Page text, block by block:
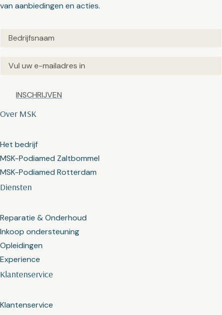
Klantenservice
Klantenservice
Diensten
Reparatie & Onderhoud
Inkoop ondersteuning
Opleidingen
Experience
Over MSK
Het bedrijf
MSK-Podiamed Zaltbommel
MSK-Podiamed Rotterdam
van aanbiedingen en acties.
Untitled(Vereist)
Email(Vereist)
Captcha